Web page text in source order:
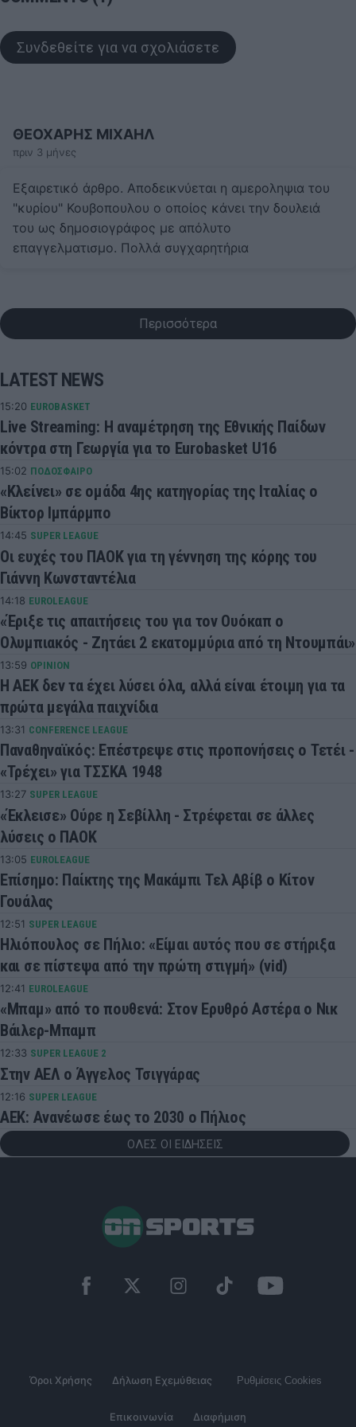
Συνδεθείτε για να σχολιάσετε
ΘΕΟΧΑΡΗΣ ΜΙΧΑΗΛ
πριν 3 μήνες
Εξαιρετικό άρθρο. Αποδεικνύεται η αμεροληψια του
"κυρίου" Κουβοπουλου ο οποίος κάνει την δουλειά
του ως δημοσιογράφος με απόλυτο
επαγγελματισμο. Πολλά συγχαρητήρια
Περισσότερα
LATEST NEWS
15:20 EUROBASKET
Live Streaming: Η αναμέτρηση της Εθνικής Παίδων
κόντρα στη Γεωργία για το Eurobasket U16
15:02 ΠΟΔΟΣΦΑΙΡΟ
«Κλείνει» σε ομάδα 4ης κατηγορίας της Ιταλίας ο
Βίκτορ Ιμπάρμπο
14:45 SUPER LEAGUE
Οι ευχές του ΠΑΟΚ για τη γέννηση της κόρης του
Γιάννη Κωνσταντέλια
14:18 EUROLEAGUE
«Έριξε τις απαιτήσεις του για τον Ουόκαπ ο
Ολυμπιακός - Ζητάει 2 εκατομμύρια από τη Ντουμπάι»
13:59 OPINION
Η ΑΕΚ δεν τα έχει λύσει όλα, αλλά είναι έτοιμη για τα
πρώτα μεγάλα παιχνίδια
13:31 CONFERENCE LEAGUE
Παναθηναϊκός: Επέστρεψε στις προπονήσεις ο Τετέι -
«Τρέχει» για ΤΣΣΚΑ 1948
13:27 SUPER LEAGUE
«Έκλεισε» Ούρε η Σεβίλλη - Στρέφεται σε άλλες
λύσεις ο ΠΑΟΚ
13:05 EUROLEAGUE
Επίσημο: Παίκτης της Μακάμπι Τελ Αβίβ ο Κίτον
Γουάλας
12:51 SUPER LEAGUE
Ηλιόπουλος σε Πήλιο: «Είμαι αυτός που σε στήριξα
και σε πίστεψα από την πρώτη στιγμή» (vid)
12:41 EUROLEAGUE
«Μπαμ» από το πουθενά: Στον Ερυθρό Αστέρα ο Νικ
Βάιλερ-Μπαμπ
12:33 SUPER LEAGUE 2
Στην ΑΕΛ ο Άγγελος Τσιγγάρας
12:16 SUPER LEAGUE
ΑΕΚ: Ανανέωσε έως το 2030 ο Πήλιος
ΟΛΕΣ ΟΙ ΕΙΔΗΣΕΙΣ
Όροι Χρήσης Δήλωση Εχεμύθειας Ρυθμίσεις Cookies
Επικοινωνία Διαφήμιση